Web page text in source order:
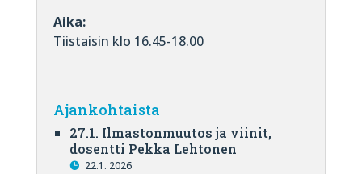
Aika:
Tiistaisin klo 16.45-18.00
Ajankohtaista
27.1. Ilmastonmuutos ja viinit,
dosentti Pekka Lehtonen
22.1. 2026